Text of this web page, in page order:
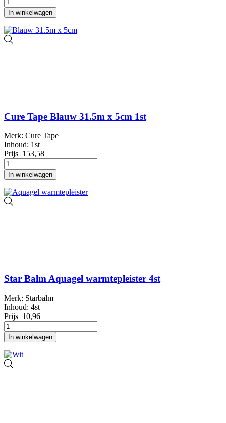
In winkelwagen
Cure Tape Blauw 31.5m x 5cm 1st
Merk: Cure Tape
Inhoud: 1st
Prijs 153,58
In winkelwagen
Star Balm Aquagel warmtepleister 4st
Merk: Starbalm
Inhoud: 4st
Prijs 10,96
In winkelwagen